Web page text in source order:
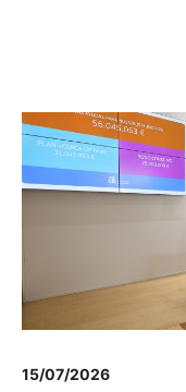
15/07/2026